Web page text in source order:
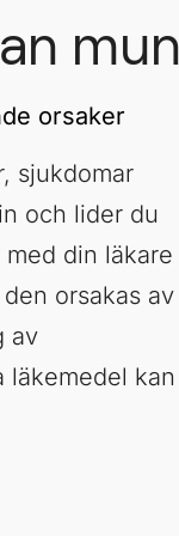
orsaker
sjukdomar
och lider du
din läkare
orsakas av
av
läkemedel kan